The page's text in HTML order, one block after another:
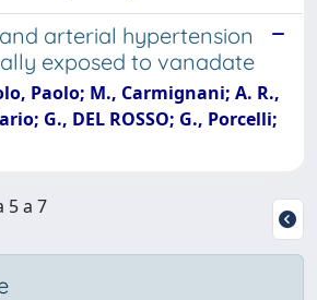
arterial hypertension
exposed to vanadate
Paolo; M., Carmignani; A. R.,
G., DEL ROSSO; G., Porcelli;
5 a 7